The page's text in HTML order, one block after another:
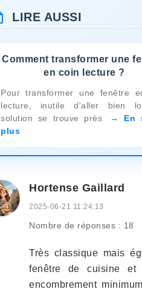
LIRE AUSSI
Comment transformer une
en coin lecture ?
Pour transformer une fenêtre
lecture, inutile d'aller bien
solution se trouve près
En
plus
Hortense Gaillard
2025-06-21 11:24:13
Nombre de réponses : 18
Très classique mais
fenêtre de cuisine et
encombrement